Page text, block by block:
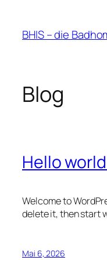
springen
BHIS – die
Blog
Hello
Welcome to
delete it, then start
Mai 6, 2026